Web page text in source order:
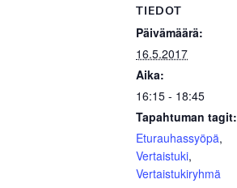
TIEDOT
Päivämäärä:
16.5.2017
Aika:
16:15 - 18:45
Tapahtuman tagit:
Eturauhassyöpä,
Vertaistuki,
Vertaistukiryhmä